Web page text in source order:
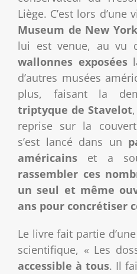
Liège. C’est lors d’une
Museum de New York
lui est venue, au vu
wallonnes exposées
d’autres musées
plus, faisant la
triptyque de Stavelot
reprise sur la
s’est lancé dans un
américains et a
rassembler ces
un seul et même
ans pour concrétiser
Le livre fait partie d’une
scientifique, « Les
accessible à tous. Il